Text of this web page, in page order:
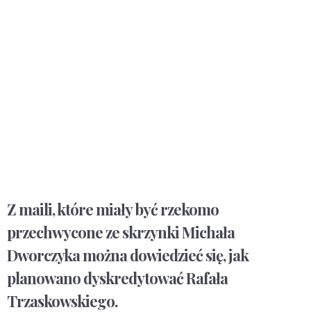
Z maili, które miały być rzekomo
przechwycone ze skrzynki Michała
Dworczyka można dowiedzieć się, jak
planowano dyskredytować Rafała
Trzaskowskiego.